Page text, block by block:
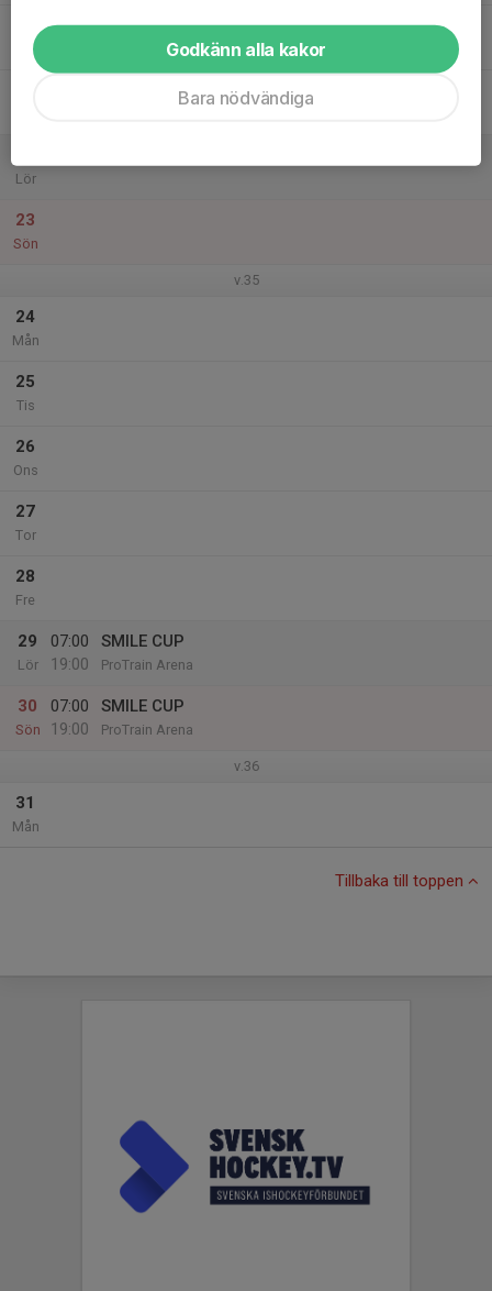
Tor
Lör
23
Sön
v.35
24
Mån
25
Tis
26
Ons
27
Tor
28
Fre
29
Lör
07:00
19:00
SMILE CUP
ProTrain Arena
30
Sön
07:00
19:00
SMILE CUP
ProTrain Arena
v.36
31
Mån
Tillbaka till toppen
Godkänn alla kakor
Bara nödvändiga